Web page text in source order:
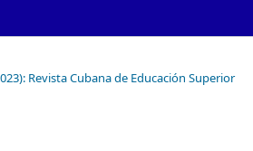
Revista Cubana de Educación Superior